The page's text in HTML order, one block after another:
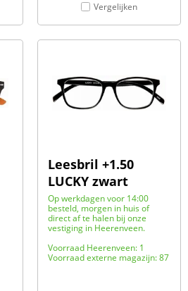
Vergelijken
Leesbril +1.50
LUCKY zwart
Op werkdagen voor 14:00
besteld, morgen in huis of
direct af te halen bij onze
vestiging in Heerenveen.
Voorraad Heerenveen: 1
Voorraad externe magazijn: 87